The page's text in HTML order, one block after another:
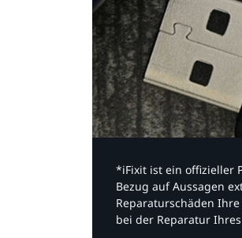
*iFixit ist ein offizieller
Bezug auf Aussagen
Reparaturschäden
bei der Reparatur